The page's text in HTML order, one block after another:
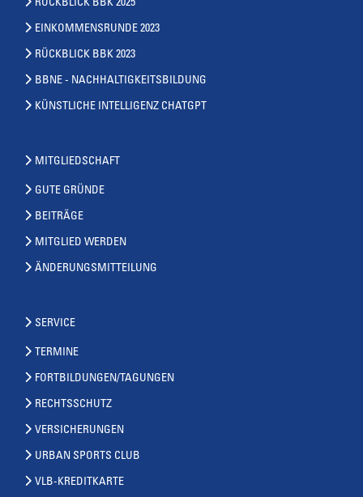
RÜCKBLICK BBK 2025
EINKOMMENSRUNDE 2023
RÜCKBLICK BBK 2023
BBNE - NACHHALTIGKEITSBILDUNG
KÜNSTLICHE INTELLIGENZ CHATGPT
MITGLIEDSCHAFT
GUTE GRÜNDE
BEITRÄGE
MITGLIED WERDEN
ÄNDERUNGSMITTEILUNG
SERVICE
TERMINE
FORTBILDUNGEN/TAGUNGEN
RECHTSSCHUTZ
VERSICHERUNGEN
URBAN SPORTS CLUB
VLB-KREDITKARTE